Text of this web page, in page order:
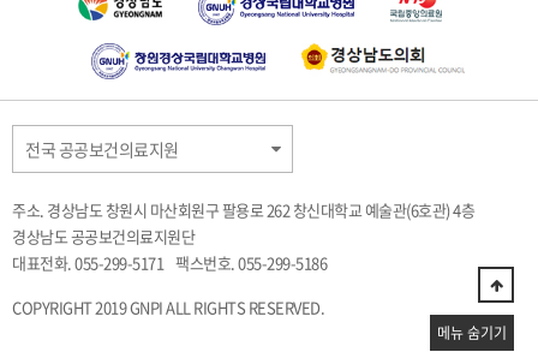
전국 공공보건의료지원
주소. 경상남도 창원시 마산회원구 팔용로 262 창신대학교 예술관(6호관) 4층
경상남도 공공보건의료지원단
대표전화. 055-299-5171 팩스번호. 055-299-5186
COPYRIGHT 2019 GNPI ALL RIGHTS RESERVED.
메뉴 숨기기